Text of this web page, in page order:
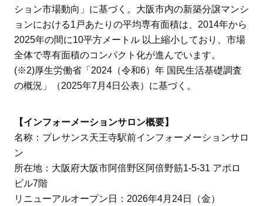
ション市場動向」に基づく。大阪市内の新築分譲マンシ
ョンにおける1戸あたりの平均専有面積は、2014年から
2025年の間に10平方メートル 以上縮小しており、市場
全体で専有面積のコンパクト化が進んでいます。
(※2)厚生労働省「2024（令和6）年 国民生活基礎調査
の概況」（2025年7月4日公表）に基づく。
【インフォーメーションサロン概要】
名称：プレサンス天王寺駅前インフォーメーションサロ
ン
所在地：大阪府大阪市阿倍野区阿倍野筋1-5-31 アポロ
ビル7階
リニューアルオープン日：2026年4月24日（金）